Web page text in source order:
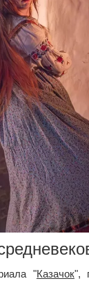
"Казачок",